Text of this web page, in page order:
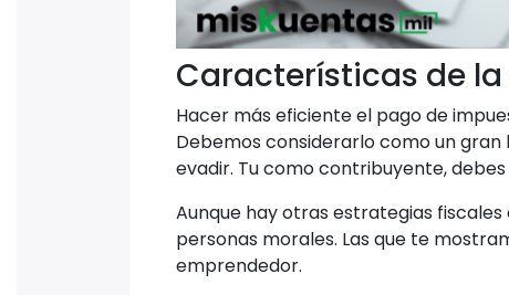
Características de
Hacer más eficiente el pago de
Debemos considerarlo como un
evadir. Tu como contribuyente,
Aunque hay otras estrategias
personas morales. Las que te
emprendedor.